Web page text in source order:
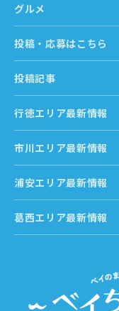
グルメ
投稿・応募はこちら
投稿記事
行徳エリア最新情報
市川エリア最新情報
浦安エリア最新情報
葛西エリア最新情報